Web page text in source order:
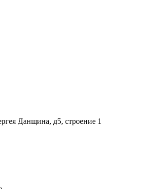
Данщина, д5, строение 1